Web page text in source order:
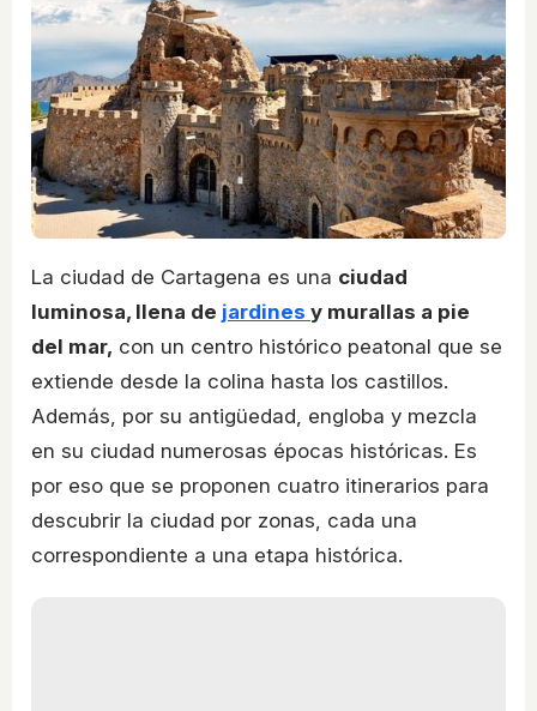
La ciudad de Cartagena es una ciudad
luminosa, llena de jardines y murallas a pie
del mar, con un centro histórico peatonal que se
extiende desde la colina hasta los castillos.
Además, por su antigüedad, engloba y mezcla
en su ciudad numerosas épocas históricas. Es
por eso que se proponen cuatro itinerarios para
descubrir la ciudad por zonas, cada una
correspondiente a una etapa histórica.